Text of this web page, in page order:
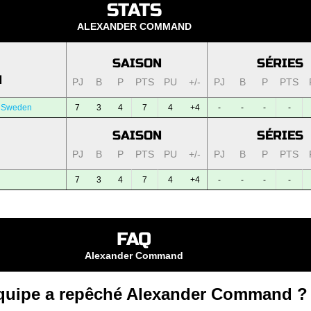
STATS
ALEXANDER COMMAND
SAISON SÉRIES
PJ B P PTS PU +/- PJ B P PTS
7 3 4 7 4 +4 - - - -
SAISON SÉRIES
PJ B P PTS PU +/- PJ B P PTS
7 3 4 7 4 +4 - - - -
FAQ
Alexander Command
a repêché Alexander Command ?